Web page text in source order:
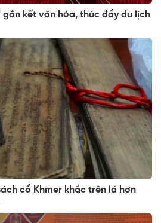
gắn kết văn hóa, thúc đẩy du lịch
cổ Khmer khắc trên lá hơn